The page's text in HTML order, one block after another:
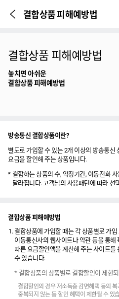
결합상품 피해예방법
결합상품 피해예방법
놓치면 아쉬운
결합상품 피해예방법
방송통신 결합상품이란?
별도로 가입할 수 있는 2개 이상의 방송통신
요금을 할인해 주는 상품입니다.
결합하는 상품의 수, 약정기간, 이동전화
달라집니다. 고객님의 사용패턴에 따라 선
결합상품 피해예방법
결합상품에 가입할 때는 각 상품별로 가
이동통신사의 웹사이트나 약관 등을 통해
따른 요금할인액을 계산해 주는 사이트
수 있습니다.
결합상품의 상품별로 결합할인이 제한
결합할인의 경우 저소득층 감면혜택 등의
중복되지 않는 등 할인 혜택이 제한될 수 있